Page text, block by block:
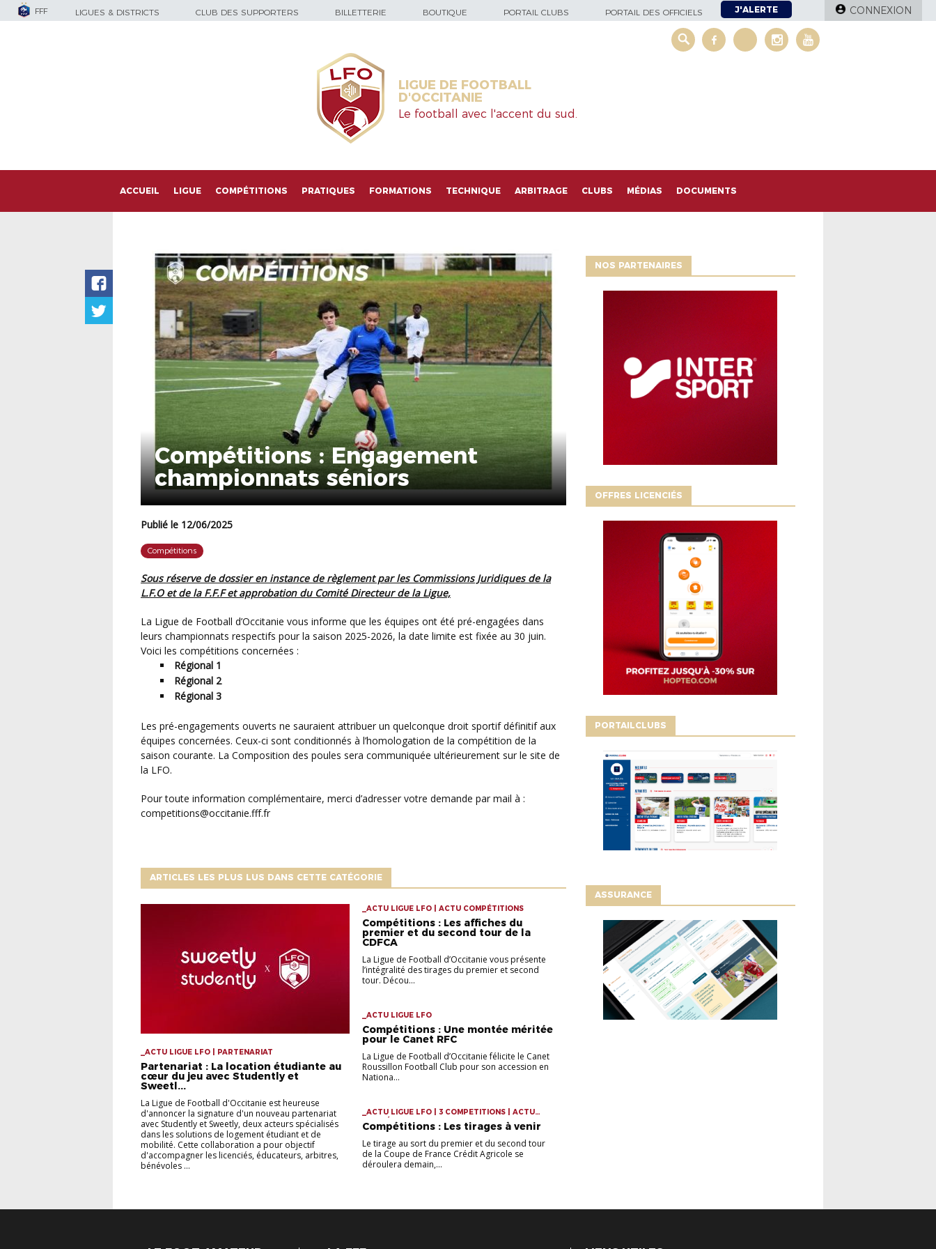
FFF LIGUES & DISTRICTS CLUB DES SUPPORTERS BILLETTERIE BOUTIQUE PORTAIL CLUBS PORTAIL DES OFFICIELS J'ALERTE CONNEXION
LIGUE DE FOOTBALL
D'OCCITANIE
Le football avec l'accent du sud.
ACCUEIL LIGUE COMPÉTITIONS PRATIQUES FORMATIONS TECHNIQUE ARBITRAGE CLUBS MÉDIAS DOCUMENTS
Compétitions : Engagement
championnats séniors
Publié le 12/06/2025
Compétitions
Sous réserve de dossier en instance de règlement par les Commissions Juridiques de la
L.F.O et de la F.F.F et approbation du Comité Directeur de la Ligue,
La Ligue de Football d’Occitanie vous informe que les équipes ont été pré-engagées dans
leurs championnats respectifs pour la saison 2025-2026, la date limite est fixée au 30 juin.
Voici les compétitions concernées :
Régional 1
Régional 2
Régional 3
Les pré-engagements ouverts ne sauraient attribuer un quelconque droit sportif définitif aux
équipes concernées. Ceux-ci sont conditionnés à l’homologation de la compétition de la
saison courante. La Composition des poules sera communiquée ultérieurement sur le site de
la LFO.
Pour toute information complémentaire, merci d’adresser votre demande par mail à :
competitions@occitanie.fff.fr
ARTICLES LES PLUS LUS DANS CETTE CATÉGORIE
_ACTU LIGUE LFO | PARTENARIAT
Partenariat : La location étudiante au
cœur du jeu avec Studently et
Sweetl...
La Ligue de Football d'Occitanie est heureuse
d'annoncer la signature d'un nouveau partenariat
avec Studently et Sweetly, deux acteurs spécialisés
dans les solutions de logement étudiant et de
mobilité. Cette collaboration a pour objectif
d'accompagner les licenciés, éducateurs, arbitres,
bénévoles ...
_ACTU LIGUE LFO | ACTU COMPÉTITIONS
Compétitions : Les affiches du
premier et du second tour de la
CDFCA
La Ligue de Football d’Occitanie vous présente
l’intégralité des tirages du premier et second
tour. Décou...
_ACTU LIGUE LFO
Compétitions : Une montée méritée
pour le Canet RFC
La Ligue de Football d’Occitanie félicite le Canet
Roussillon Football Club pour son accession en
Nationa...
_ACTU LIGUE LFO | 3 COMPETITIONS | ACTU
COMPÉTITIONS
Compétitions : Les tirages à venir
Le tirage au sort du premier et du second tour
de la Coupe de France Crédit Agricole se
déroulera demain,...
NOS PARTENAIRES
OFFRES LICENCIÉS
PORTAILCLUBS
ASSURANCE